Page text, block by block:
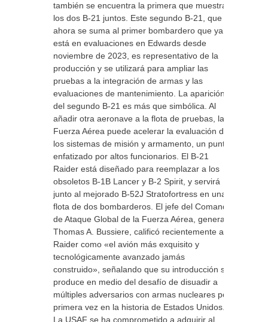
también se encuentra la primera que muestra
los dos B-21 juntos. Este segundo B-21, que
ahora se suma al primer bombardero que ya
está en evaluaciones en Edwards desde
noviembre de 2023, es representativo de la
producción y se utilizará para ampliar las
pruebas a la integración de armas y las
evaluaciones de mantenimiento. La aparición
del segundo B-21 es más que simbólica. Al
añadir otra aeronave a la flota de pruebas, la
Fuerza Aérea puede acelerar la evaluación de
los sistemas de misión y armamento, un punto
enfatizado por altos funcionarios. El B-21
Raider está diseñado para reemplazar a los
obsoletos B-1B Lancer y B-2 Spirit, y servirá
junto al mejorado B-52J Stratofortress en una
flota de dos bombarderos. El jefe del Comando
de Ataque Global de la Fuerza Aérea, general
Thomas A. Bussiere, calificó recientemente al
Raider como «el avión más exquisito y
tecnológicamente avanzado jamás
construido», señalando que su introducción se
produce en medio del desafío de disuadir a
múltiples adversarios con armas nucleares por
primera vez en la historia de Estados Unidos.
La USAF se ha comprometido a adquirir al